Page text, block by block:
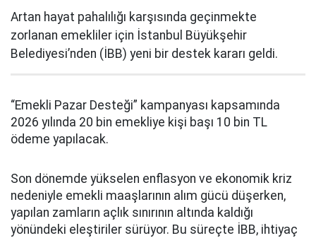
Artan hayat pahalılığı karşısında geçinmekte
zorlanan emekliler için İstanbul Büyükşehir
Belediyesi’nden (İBB) yeni bir destek kararı geldi.
“Emekli Pazar Desteği” kampanyası kapsamında
2026 yılında 20 bin emekliye kişi başı 10 bin TL
ödeme yapılacak.
Son dönemde yükselen enflasyon ve ekonomik kriz
nedeniyle emekli maaşlarının alım gücü düşerken,
yapılan zamların açlık sınırının altında kaldığı
yönündeki eleştiriler sürüyor. Bu süreçte İBB, ihtiyaç